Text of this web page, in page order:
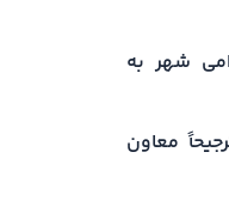
شهر به
معاون